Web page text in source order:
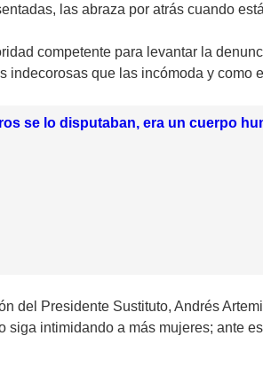
las abraza por atrás cuando
competente para levantar la
que las incómoda y como
se lo disputaban, era un cuerpo
del Presidente Sustituto, Andrés
intimidando a más mujeres; ante